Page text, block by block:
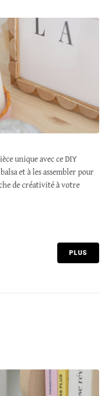
unique avec ce DIY
et à les assembler pour
de créativité à votre
PLUS